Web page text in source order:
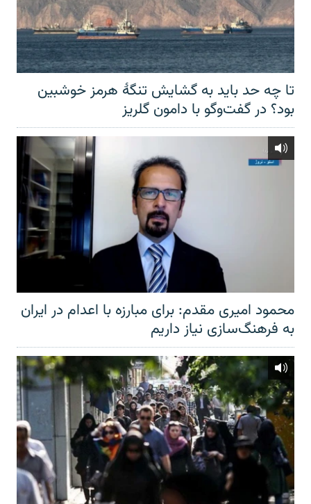
تا چه حد باید به گشایش تنگهٔ هرمز خوشبین
بود؟ در گفت‌وگو با دامون گلریز
محمود امیری مقدم: برای مبارزه با اعدام در ایران
به فرهنگ‌سازی نیاز داریم